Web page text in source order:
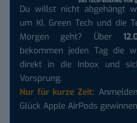
Du willst nicht abgehängt
um KI, Green Tech und die
Morgen geht? Über
bekommen jeden Tag die
direkt in die Inbox und
Vorsprung.
Nur für kurze Zeit:
Glück Apple AirPods